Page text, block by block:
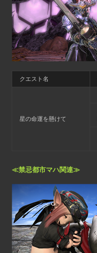
クエスト名
星の命運を懸けて
≪禁忌都市マハ関連≫